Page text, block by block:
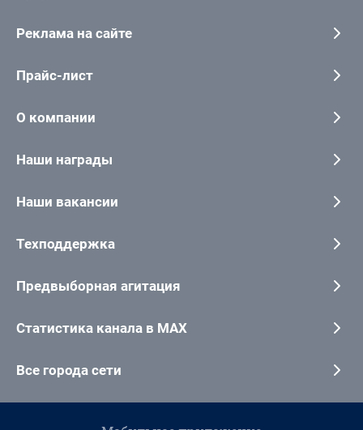
Реклама на сайте
Прайс-лист
О компании
Наши награды
Наши вакансии
Техподдержка
Предвыборная агитация
Статистика канала в MAX
Все города сети